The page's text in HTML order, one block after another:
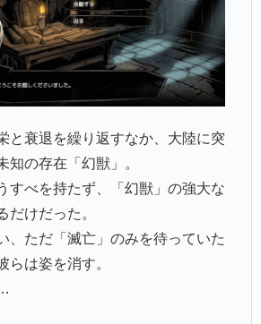
と衰退を繰り返すなか、大陸に突
知の存在「幻獣」。
すべを持たず、「幻獣」の強大な
だけだった。
、ただ「滅亡」のみを待っていた
らは姿を消す。